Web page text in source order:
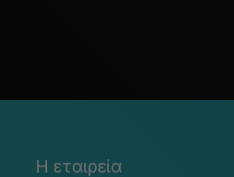
Η εταιρεία